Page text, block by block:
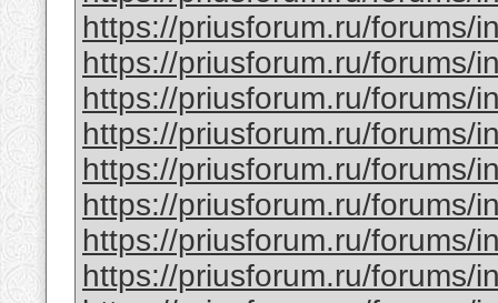
https://priusforum.ru/forums/
https://priusforum.ru/forums/
https://priusforum.ru/forums/
https://priusforum.ru/forums/
https://priusforum.ru/forums/
https://priusforum.ru/forums/
https://priusforum.ru/forums/
https://priusforum.ru/forums/